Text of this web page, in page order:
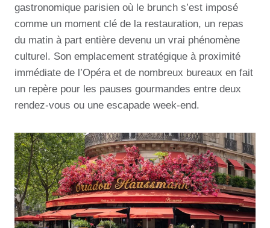
gastronomique parisien où le brunch s’est imposé
comme un moment clé de la restauration, un repas
du matin à part entière devenu un vrai phénomène
culturel. Son emplacement stratégique à proximité
immédiate de l’Opéra et de nombreux bureaux en fait
un repère pour les pauses gourmandes entre deux
rendez-vous ou une escapade week-end.